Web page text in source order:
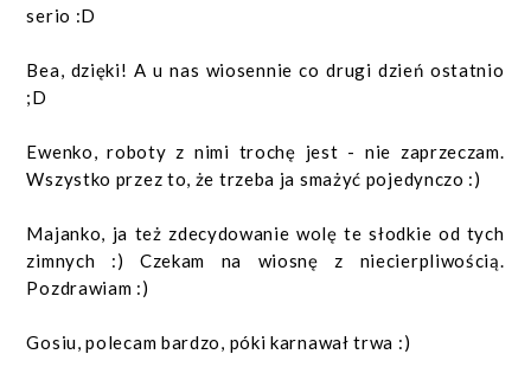
serio :D
Bea, dzięki! A u nas wiosennie co drugi dzień ostatnio
;D
Ewenko, roboty z nimi trochę jest - nie zaprzeczam.
Wszystko przez to, że trzeba ja smażyć pojedynczo :)
Majanko, ja też zdecydowanie wolę te słodkie od tych
zimnych :) Czekam na wiosnę z niecierpliwością.
Pozdrawiam :)
Gosiu, polecam bardzo, póki karnawał trwa :)